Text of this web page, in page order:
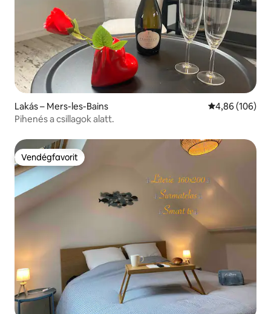
Lakás – Mers-les-Bains Átlagos
4,86 (106)
Pihenés a csillagok alatt.
Vendégfavorit
Vendégfavorit